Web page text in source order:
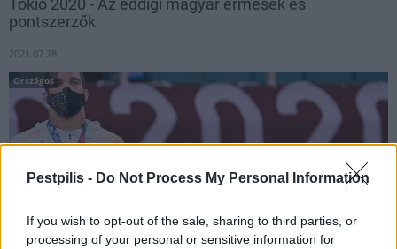
Pestpilis - Do Not Process My Personal Information
If you wish to opt-out of the sale, sharing to third parties, or
processing of your personal or sensitive information for
Tokió 2020 - Az eddigi magyar érmesek és
pontszerzők
2021.07.28
Országos